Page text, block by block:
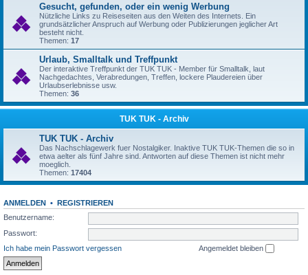
Gesucht, gefunden, oder ein wenig Werbung
Nützliche Links zu Reiseseiten aus den Weiten des Internets. Ein
grundsätzlicher Anspruch auf Werbung oder Publizierungen jeglicher Art
besteht nicht.
Themen: 17
Urlaub, Smalltalk und Treffpunkt
Der interaktive Treffpunkt der TUK TUK - Member für Smalltalk, laut
Nachgedachtes, Verabredungen, Treffen, lockere Plaudereien über
Urlaubserlebnisse usw.
Themen: 36
TUK TUK - Archiv
TUK TUK - Archiv
Das Nachschlagewerk fuer Nostalgiker. Inaktive TUK TUK-Themen die so in
etwa aelter als fünf Jahre sind. Antworten auf diese Themen ist nicht mehr
moeglich.
Themen: 17404
ANMELDEN • REGISTRIEREN
Benutzername:
Passwort:
Ich habe mein Passwort vergessen
Angemeldet bleiben